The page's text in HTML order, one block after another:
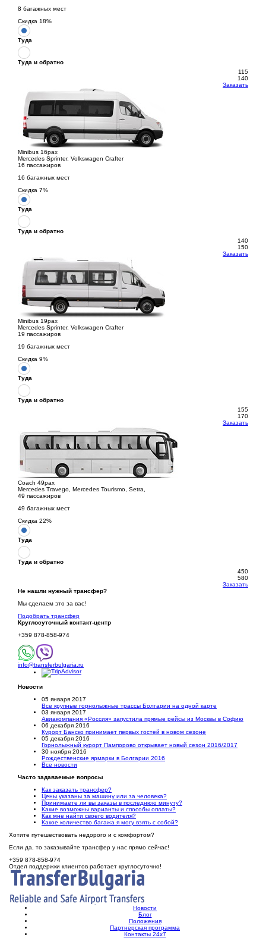
8 багажных мест
Скидка 18%
Туда
Туда и обратно
115
140
Заказать
Minibus 16pax
Mercedes Sprinter, Volkswagen Crafter
16 пассажиров
16 багажных мест
Скидка 7%
Туда
Туда и обратно
140
150
Заказать
Minibus 19pax
Mercedes Sprinter, Volkswagen Crafter
19 пассажиров
19 багажных мест
Скидка 9%
Туда
Туда и обратно
155
170
Заказать
Coach 49pax
Mercedes Travego, Mercedes Tourismo, Setra,
49 пассажиров
49 багажных мест
Скидка 22%
Туда
Туда и обратно
450
580
Заказать
Не нашли нужный трансфер?
Мы сделаем это за вас!
Подобрать трансфер
Круглосуточный контакт-центр
+359 878-858-974
info@transferbulgaria.ru
Новости
05 января 2017
Все крупные горнолыжные трассы Болгарии на одной карте
03 января 2017
Авиакомпания «Россия» запустила прямые рейсы из Москвы в Софию
06 декабря 2016
Курорт Банско принимает первых гостей в новом сезоне
05 декабря 2016
Горнолыжный курорт Пампорово открывает новый сезон 2016/2017
30 ноября 2016
Рождественские ярмарки в Болгарии 2016
Все новости
Часто задаваемые вопросы
Как заказать трансфер?
Цены указаны за машину или за человека?
Принимаете ли вы заказы в последнюю минуту?
Какие возможны варианты и способы оплаты?
Как мне найти своего водителя?
Какое количество багажа я могу взять с собой?
Хотите путешествовать недорого и с комфортом?
Если да, то заказывайте трансфер у нас прямо сейчас!
+359 878-858-974
Отдел поддержки клиентов работает круглосуточно!
Новости
Блог
Положения
Партнерская программа
Контакты 24х7